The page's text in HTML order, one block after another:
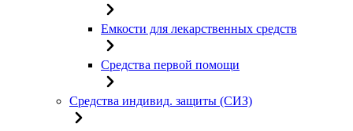
Емкости для лекарственных средств
Средства первой помощи
Средства индивид. защиты (СИЗ)